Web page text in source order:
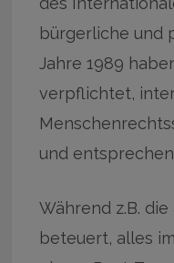
bürgerliche und
Jahre 1989
verpflichtet,
und
Während z.B.
beteuert, alles